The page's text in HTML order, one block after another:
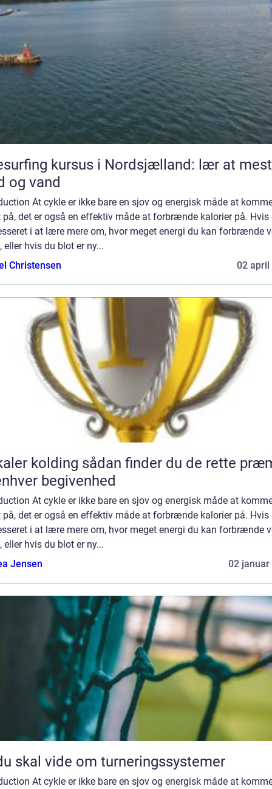
kursus i Nordsjælland: lær at
og vand
At cykle er ikke bare en sjov og energisk måde at
på, det er også en effektiv måde at forbrænde kalorier på. Hvis
i at lære mere om, hvor meget energi du kan forbrænde
eller hvis du blot er ny...
Christensen
02 april
sådan finder du de rette præmier
begivenhed
At cykle er ikke bare en sjov og energisk måde at
på, det er også en effektiv måde at forbrænde kalorier på. Hvis
i at lære mere om, hvor meget energi du kan forbrænde
eller hvis du blot er ny...
Jensen
02 januar
skal vide om turneringssystemer
At cykle er ikke bare en sjov og energisk måde at